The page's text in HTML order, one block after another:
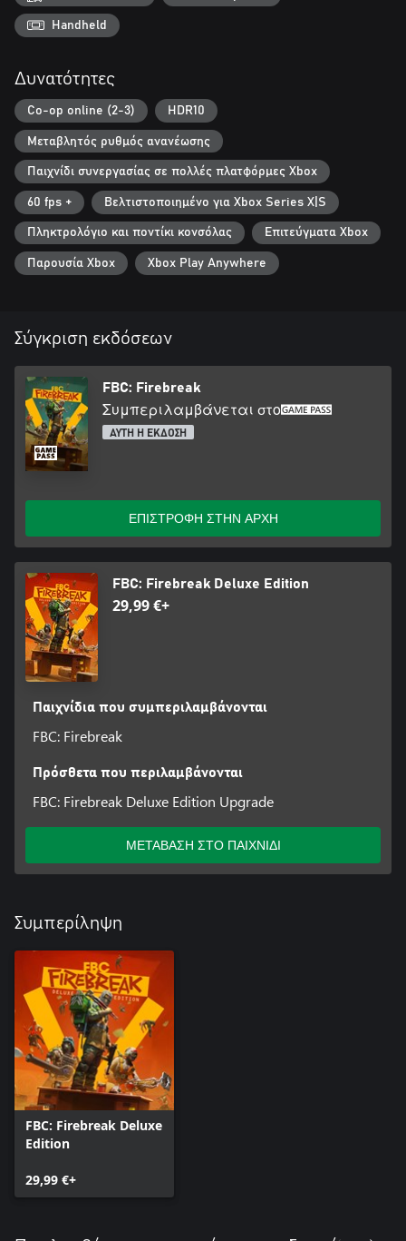
Handheld
Δυνατότητες
Co-op online (2-3) HDR10
Μεταβλητός ρυθμός ανανέωσης
Παιχνίδι συνεργασίας σε πολλές πλατφόρμες Xbox
60 fps + Βελτιστοποιημένο για Xbox Series X|S
Πληκτρολόγιο και ποντίκι κονσόλας Επιτεύγματα Xbox
Παρουσία Xbox Xbox Play Anywhere
Σύγκριση εκδόσεων
FBC: Firebreak
Συμπεριλαμβάνεται στο
ΑΥΤΗ Η ΕΚΔΟΣΗ
ΕΠΙΣΤΡΟΦΗ ΣΤΗΝ ΑΡΧΗ
FBC: Firebreak Deluxe Edition
29,99 €+
Παιχνίδια που συμπεριλαμβάνονται
FBC: Firebreak
Πρόσθετα που περιλαμβάνονται
FBC: Firebreak Deluxe Edition Upgrade
ΜΕΤΑΒΑΣΗ ΣΤΟ ΠΑΙΧΝΙΔΙ
Συμπερίληψη
FBC: Firebreak Deluxe
Edition
29,99 €+